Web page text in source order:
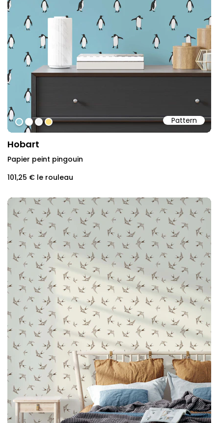
Pattern
#98ceda
#ffffff
#f2f2f2
#fde07e
Hobart
Papier peint pingouin
101,25 € le rouleau